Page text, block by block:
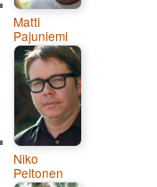
Matti
Pajuniemi
Niko
Peltonen